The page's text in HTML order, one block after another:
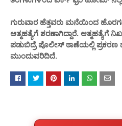
ಗುರುವಾರ ಹೆತ್ತವರು ಮನೆಯಿಂದ
ಆತ್ಮಹತ್ಯೆಗೆ ಶರಣಾಗಿದ್ದಾರೆ. ಆತ್ಮಹತ್ಯೆಗೆ
ಪಡುಬಿದ್ರೆ ಪೊಲೀಸ್ ಠಾಣೆಯಲ್ಲಿ ಪ್ರಕರಣ
ಮುಂದುವರಿದಿದೆ.